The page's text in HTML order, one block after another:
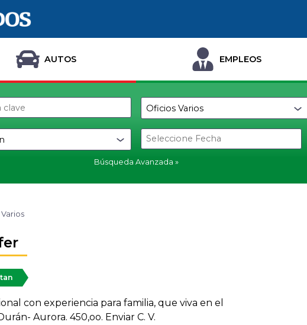
AUTOS EMPLEOS
Búsqueda Avanzada
con experiencia para familia, que viva en el
Aurora. 450,oo. Enviar C. V.